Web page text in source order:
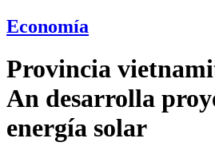
Economía
Provincia
An desarrolla
energía solar